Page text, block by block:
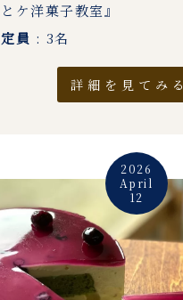
とケ洋菓子教室』
定員 : 3名
詳細を見てみる
2026
April
12